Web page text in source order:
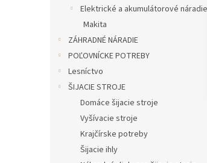
Elektrické a akumulátorové náradie
Makita
ZÁHRADNÉ NÁRADIE
POĽOVNÍCKE POTREBY
Lesníctvo
ŠIJACIE STROJE
Domáce šijacie stroje
Vyšívacie stroje
Krajčírske potreby
Šijacie ihly